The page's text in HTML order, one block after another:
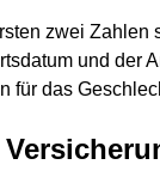
zwei Zahlen
und der
für das